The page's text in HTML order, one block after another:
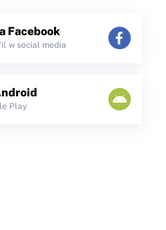
Facebook
w social media
Play